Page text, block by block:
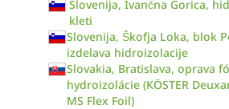
Slovenija, Ivančna Gorica,
kleti
Slovenija, Škofja Loka, blok
izdelava hidroizolacije
Slovakia, Bratislava, oprava
hydroizolácie (KÖSTER
MS Flex Foil)